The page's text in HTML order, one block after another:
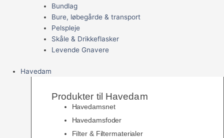
Bundlag
Bure, løbegårde & transport
Pelspleje
Skåle & Drikkeflasker
Levende Gnavere
Havedam
Produkter til Havedam
Havedamsnet
Havedamsfoder
Filter & Filtermaterialer